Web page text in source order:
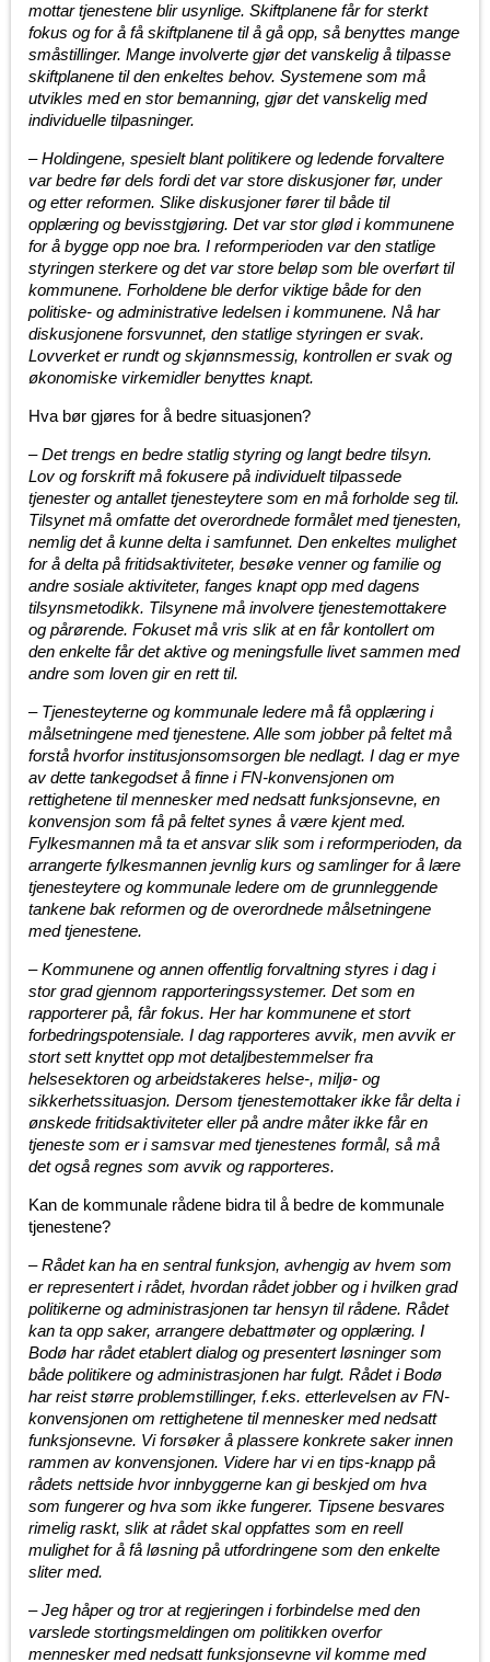
mottar tjenestene blir usynlige. Skiftplanene får for sterkt
fokus og for å få skiftplanene til å gå opp, så benyttes mange
småstillinger. Mange involverte gjør det vanskelig å tilpasse
skiftplanene til den enkeltes behov. Systemene som må
utvikles med en stor bemanning, gjør det vanskelig med
individuelle tilpasninger.
–Holdingene, spesielt blant politikere og ledende forvaltere
var bedre før dels fordi det var store diskusjoner før, under
og etter reformen. Slike diskusjoner fører til både til
opplæring og bevisstgjøring. Det var stor glød i kommunene
for å bygge opp noe bra. I reformperioden var den statlige
styringen sterkere og det var store beløp som ble overført til
kommunene. Forholdene ble derfor viktige både for den
politiske- og administrative ledelsen i kommunene. Nå har
diskusjonene forsvunnet, den statlige styringen er svak.
Lovverket er rundt og skjønnsmessig, kontrollen er svak og
økonomiske virkemidler benyttes knapt.
Hva bør gjøres for å bedre situasjonen?
–Det trengs en bedre statlig styring og langt bedre tilsyn.
Lov og forskrift må fokusere på individuelt tilpassede
tjenester og antallet tjenesteytere som en må forholde seg til.
Tilsynet må omfatte det overordnede formålet med tjenesten,
nemlig det å kunne delta i samfunnet. Den enkeltes mulighet
for å delta på fritidsaktiviteter, besøke venner og familie og
andre sosiale aktiviteter, fanges knapt opp med dagens
tilsynsmetodikk. Tilsynene må involvere tjenestemottakere
og pårørende. Fokuset må vris slik at en får kontollert om
den enkelte får det aktive og meningsfulle livet sammen med
andre som loven gir en rett til.
– Tjenesteyterne og kommunale ledere må få opplæring i
målsetningene med tjenestene. Alle som jobber på feltet må
forstå hvorfor institusjonsomsorgen ble nedlagt. I dag er mye
av dette tankegodset å finne i FN-konvensjonen om
rettighetene til mennesker med nedsatt funksjonsevne, en
konvensjon som få på feltet synes å være kjent med.
Fylkesmannen må ta et ansvar slik som i reformperioden, da
arrangerte fylkesmannen jevnlig kurs og samlinger for å lære
tjenesteytere og kommunale ledere om de grunnleggende
tankene bak reformen og de overordnede målsetningene
med tjenestene.
–Kommunene og annen offentlig forvaltning styres i dag i
stor grad gjennom rapporteringssystemer. Det som en
rapporterer på, får fokus. Her har kommunene et stort
forbedringspotensiale. I dag rapporteres avvik, men avvik er
stort sett knyttet opp mot detaljbestemmelser fra
helsesektoren og arbeidstakeres helse-, miljø- og
sikkerhetssituasjon. Dersom tjenestemottaker ikke får delta i
ønskede fritidsaktiviteter eller på andre måter ikke får en
tjeneste som er i samsvar med tjenestenes formål, så må
det også regnes som avvik og rapporteres.
Kan de kommunale rådene bidra til å bedre de kommunale
tjenestene?
–Rådet kan ha en sentral funksjon, avhengig av hvem som
er representert i rådet, hvordan rådet jobber og i hvilken grad
politikerne og administrasjonen tar hensyn til rådene. Rådet
kan ta opp saker, arrangere debattmøter og opplæring. I
Bodø har rådet etablert dialog og presentert løsninger som
både politikere og administrasjonen har fulgt. Rådet i Bodø
har reist større problemstillinger, f.eks. etterlevelsen av FN-
konvensjonen om rettighetene til mennesker med nedsatt
funksjonsevne. Vi forsøker å plassere konkrete saker innen
rammen av konvensjonen. Videre har vi en tips-knapp på
rådets nettside hvor innbyggerne kan gi beskjed om hva
som fungerer og hva som ikke fungerer. Tipsene besvares
rimelig raskt, slik at rådet skal oppfattes som en reell
mulighet for å få løsning på utfordringene som den enkelte
sliter med.
–Jeg håper og tror at regjeringen i forbindelse med den
varslede stortingsmeldingen om politikken overfor
mennesker med nedsatt funksjonsevne vil komme med